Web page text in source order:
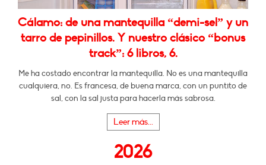
Cálamo: de una mantequilla “demi-sel” y un
tarro de pepinillos. Y nuestro clásico “bonus
track”: 6 libros, 6.
Me ha costado encontrar la mantequilla. No es una mantequilla
cualquiera, no. Es francesa, de buena marca, con un puntito de
sal, con la sal justa para hacerla más sabrosa.
Leer más...
2026